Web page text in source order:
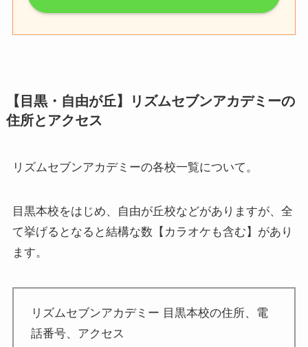
【目黒・自由が丘】リズムセブンアカデミーの
住所とアクセス
リズムセブンアカデミーの各校一覧について。
目黒本校をはじめ、自由が丘校などがありますが、全
て挙げるとなると結構な数【カラオケも含む】があり
ます。
リズムセブンアカデミー 目黒本校の住所、電
話番号、アクセス